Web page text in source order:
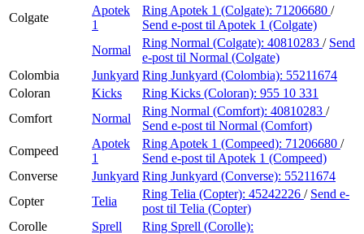
Colgate
Apotek
1
Ring Apotek 1 (Colgate): 71206680 /
Send e-post til Apotek 1 (Colgate)
Normal
Ring Normal (Colgate): 40810283 / Send
e-post til Normal (Colgate)
Colombia
Junkyard Ring Junkyard (Colombia): 55211674
Coloran
Kicks Ring Kicks (Coloran): 955 10 331
Comfort
Normal
Ring Normal (Comfort): 40810283 /
Send e-post til Normal (Comfort)
Compeed
Apotek
1
Ring Apotek 1 (Compeed): 71206680 /
Send e-post til Apotek 1 (Compeed)
Converse
Junkyard Ring Junkyard (Converse): 55211674
Copter
Telia
Ring Telia (Copter): 45242226 / Send e-
post til Telia (Copter)
Corolle
Sprell
Ring Sprell (Corolle):